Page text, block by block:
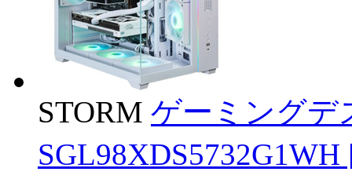
STORM ゲーミングデ